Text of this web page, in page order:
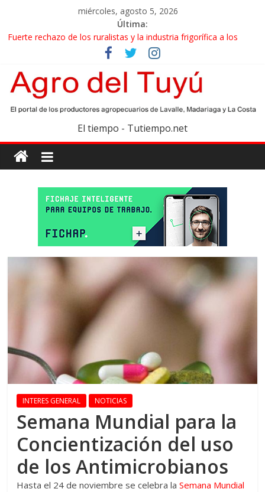
miércoles, agosto 5, 2026
Última:
Fuerte rechazo de los ruralistas y la industria frigorífica a los
cambios que impulsa el Gobierno en el IPCVA
El gobierno bonaerense realizará un censo para actualizar el
mapa de la producción hortiflorícola
Las exportaciones agroindustriales anotaron un récord histórico
en el primer semestre
Maíz: estiman una cosecha récord de 71,5 millones de toneladas
Las exportaciones de carne vacuna crecieron más de 40% en el
primer semestre
El tiempo - Tutiempo.net
INTERES GENERAL NOTICIAS
Semana Mundial para la
Concientización del uso
de los Antimicrobianos
Hasta el 24 de noviembre se celebra laSemana Mundial